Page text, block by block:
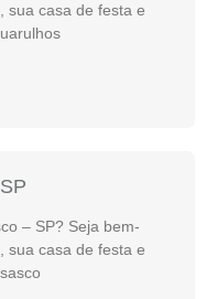
sua casa de festa e
– SP? Seja bem-
sua casa de festa e